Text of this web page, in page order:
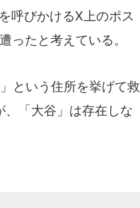
呼びかけるX上のポス
ったと考えている。
という住所を挙げて救
、「大谷」は存在しな